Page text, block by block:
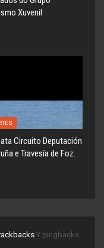
Xuvenil
Circuito Deputación
e Travesía de Foz.
Y pingbacks